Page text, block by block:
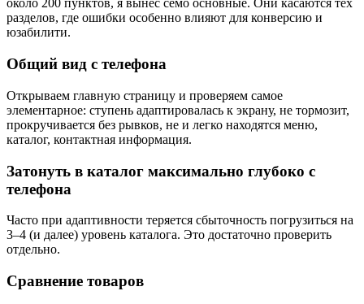
около 200 пунктов, я вынес семо основные. Они касаются тех
разделов, где ошибки особенно влияют для конверсию и
юзабилити.
Общий вид с телефона
Открываем главную страницу и проверяем самое
элементарное: ступень адаптировалась к экрану, не тормозит,
прокручивается без рывков, не и легко находятся меню,
каталог, контактная информация.
Затонуть в каталог максимально глубоко с
телефона
Часто при адаптивности теряется сбыточность погрузиться на
3–4 (и далее) уровень каталога. Это достаточно проверить
отдельно.
Сравнение товаров